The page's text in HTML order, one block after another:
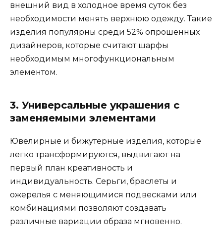
внешний вид в холодное время суток без
необходимости менять верхнюю одежду. Такие
изделия популярны среди 52% опрошенных
дизайнеров, которые считают шарфы
необходимым многофункциональным
элементом.
3. Универсальные украшения с
заменяемыми элементами
Ювелирные и бижутерные изделия, которые
легко трансформируются, выдвигают на
первый план креативность и
индивидуальность. Серьги, браслеты и
ожерелья с меняющимися подвесками или
комбинациями позволяют создавать
различные вариации образа мгновенно.